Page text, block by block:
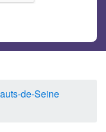
de-Seine